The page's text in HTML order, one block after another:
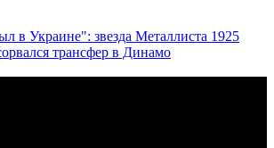
в Украине": звезда Металлиста 1925
трансфер в Динамо